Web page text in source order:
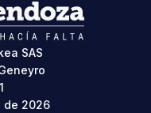
SAS
de 2026